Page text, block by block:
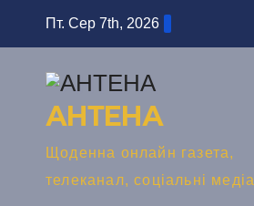
Пт. Сер 7th, 2026
АНТЕНА
Щоденна онлайн газета,
телеканал, соціальні медіа